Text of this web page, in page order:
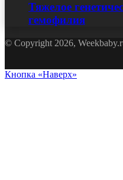
Тяжелое
гемофилия
© Copyright 2026,
Кнопка «Наверх»